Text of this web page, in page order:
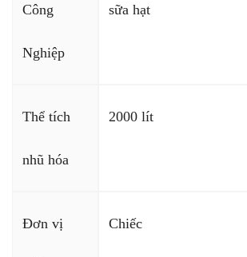
Công
Nghiệp
sữa hạt
Thể tích
nhũ hóa
2000 lít
Đơn vị Chiếc